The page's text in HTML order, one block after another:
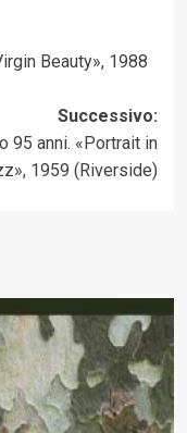
Beauty», 1988
Successivo:
95 anni. «Portrait in
1959 (Riverside)